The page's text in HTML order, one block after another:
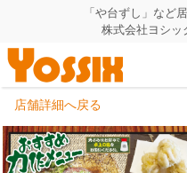
「や台ずし」など
株式会社ヨシッ
HOME
企業情報
店舗詳細へ戻る